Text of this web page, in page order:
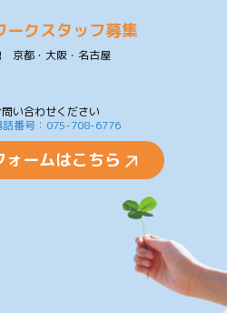
ークスタッフ募集
京都・大阪・名古屋
い合わせください
番号：075-708-6776
ームはこちら